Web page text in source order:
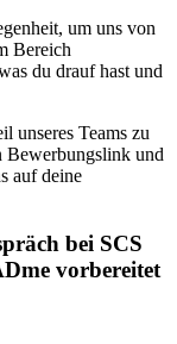
um uns von
Bereich
du drauf hast und
unseres Teams zu
Bewerbungslink und
auf deine
bei SCS
vorbereitet